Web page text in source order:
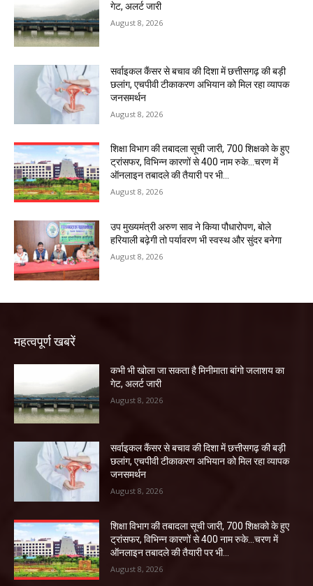
गेट, अलर्ट जारी
August 8, 2026
सर्वाइकल कैंसर से बचाव की दिशा में छत्तीसगढ़ की बड़ी
छलांग, एचपीवी टीकाकरण अभियान को मिल रहा व्यापक
जनसमर्थन
August 8, 2026
शिक्षा विभाग की तबादला सूची जारी, 700 शिक्षको के हुए
ट्रांसफर, विभिन्न कारणों से 400 नाम रुके…चरण में
ऑनलाइन तबादले की तैयारी पर भी...
August 8, 2026
उप मुख्यमंत्री अरुण साव ने किया पौधारोपण, बोले
हरियाली बढ़ेगी तो पर्यावरण भी स्वस्थ और सुंदर बनेगा
August 8, 2026
महत्वपूर्ण खबरें
कभी भी खोला जा सकता है मिनीमाता बांगो जलाशय का
गेट, अलर्ट जारी
August 8, 2026
सर्वाइकल कैंसर से बचाव की दिशा में छत्तीसगढ़ की बड़ी
छलांग, एचपीवी टीकाकरण अभियान को मिल रहा व्यापक
जनसमर्थन
August 8, 2026
शिक्षा विभाग की तबादला सूची जारी, 700 शिक्षको के हुए
ट्रांसफर, विभिन्न कारणों से 400 नाम रुके…चरण में
ऑनलाइन तबादले की तैयारी पर भी...
August 8, 2026